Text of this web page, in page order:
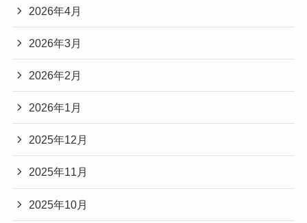
2026年4月
2026年3月
2026年2月
2026年1月
2025年12月
2025年11月
2025年10月